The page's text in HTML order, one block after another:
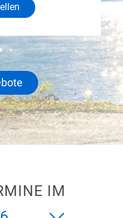
IM